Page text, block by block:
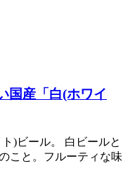
国産「白(ホワイ
)ビール。 白ビールと
こと。フルーティな味